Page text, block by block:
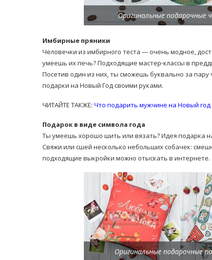
Оригинальные подарочные
Имбирные пряники
Человечки из имбирного теста — очень модное,
умеешь их печь? Подходящие мастер-классы в
Посетив один из них, ты сможешь буквально за
подарки на Новый Год своими руками.
ЧИТАЙТЕ ТАКЖЕ: Что подарить мужчине на Новый год
Подарок в виде символа года
Ты умеешь хорошо шить или вязать? Идея подарка
Свяжи или сшей несколько небольших собачек:
подходящие выкройки можно отыскать в интернете.
Оригинальные подарочные